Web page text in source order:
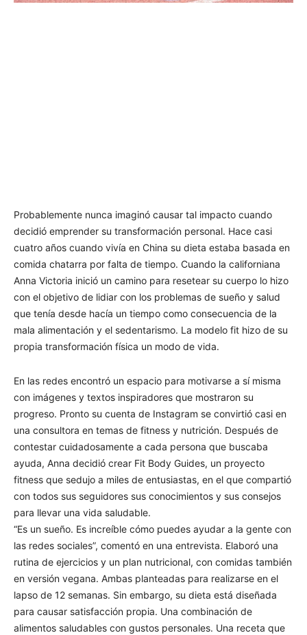
Probablemente nunca imaginó causar tal impacto cuando
decidió emprender su transformación personal. Hace casi
cuatro años cuando vivía en China su dieta estaba basada en
comida chatarra por falta de tiempo. Cuando la californiana
Anna Victoria inició un camino para resetear su cuerpo lo hizo
con el objetivo de lidiar con los problemas de sueño y salud
que tenía desde hacía un tiempo como consecuencia de la
mala alimentación y el sedentarismo. La modelo fit hizo de su
propia transformación física un modo de vida.
En las redes encontró un espacio para motivarse a sí misma
con imágenes y textos inspiradores que mostraron su
progreso. Pronto su cuenta de Instagram se convirtió casi en
una consultora en temas de fitness y nutrición. Después de
contestar cuidadosamente a cada persona que buscaba
ayuda, Anna decidió crear Fit Body Guides, un proyecto
fitness que sedujo a miles de entusiastas, en el que compartió
con todos sus seguidores sus conocimientos y sus consejos
para llevar una vida saludable.
“Es un sueño. Es increíble cómo puedes ayudar a la gente con
las redes sociales”, comentó en una entrevista. Elaboró una
rutina de ejercicios y un plan nutricional, con comidas también
en versión vegana. Ambas planteadas para realizarse en el
lapso de 12 semanas. Sin embargo, su dieta está diseñada
para causar satisfacción propia. Una combinación de
alimentos saludables con gustos personales. Una receta que